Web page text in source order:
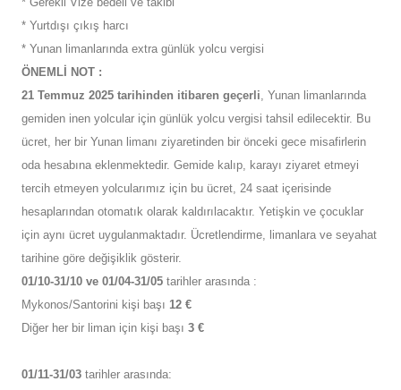
* Yurtdışı çıkış harcı
* Yunan limanlarında extra günlük yolcu vergisi
ÖNEMLİ NOT :
21 Temmuz 2025 tarihinden itibaren geçerli, Yunan limanlarında
gemiden inen yolcular için günlük yolcu vergisi tahsil edilecektir. Bu
ücret, her bir Yunan limanı ziyaretinden bir önceki gece misafirlerin
oda hesabına eklenmektedir. Gemide kalıp, karayı ziyaret etmeyi
tercih etmeyen yolcularımız için bu ücret, 24 saat içerisinde
hesaplarından otomatık olarak kaldırılacaktır. Yetişkin ve çocuklar
için aynı ücret uygulanmaktadır. Ücretlendirme, limanlara ve seyahat
tarihine göre değişiklik gösterir.
01/10-31/10 ve 01/04-31/05 tarihler arasında :
Mykonos/Santorini kişi başı 12 €
Diğer her bir liman için kişi başı 3 €
01/11-31/03 tarihler arasında: